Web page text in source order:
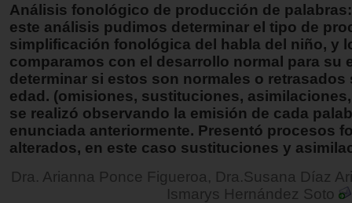
Análisis fonológico de producción de
este análisis pudimos determinar el tipo de
simplificación fonológica del habla del niño, y
comparamos con el desarrollo normal para su
determinar si estos son normales o retrasados
edad. (omisiones, sustituciones,
se realizó observando la emisión de cada
enunciada anteriormente. Presentó procesos
alterados, en este caso sustituciones y
Dra. Arianna Ponce Figueroa, Dra.Susana Díaz
Ismarys Hernández Soto